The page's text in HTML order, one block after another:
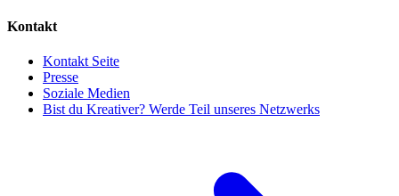
Kontakt
Kontakt Seite
Presse
Soziale Medien
Bist du Kreativer? Werde Teil unseres Netzwerks